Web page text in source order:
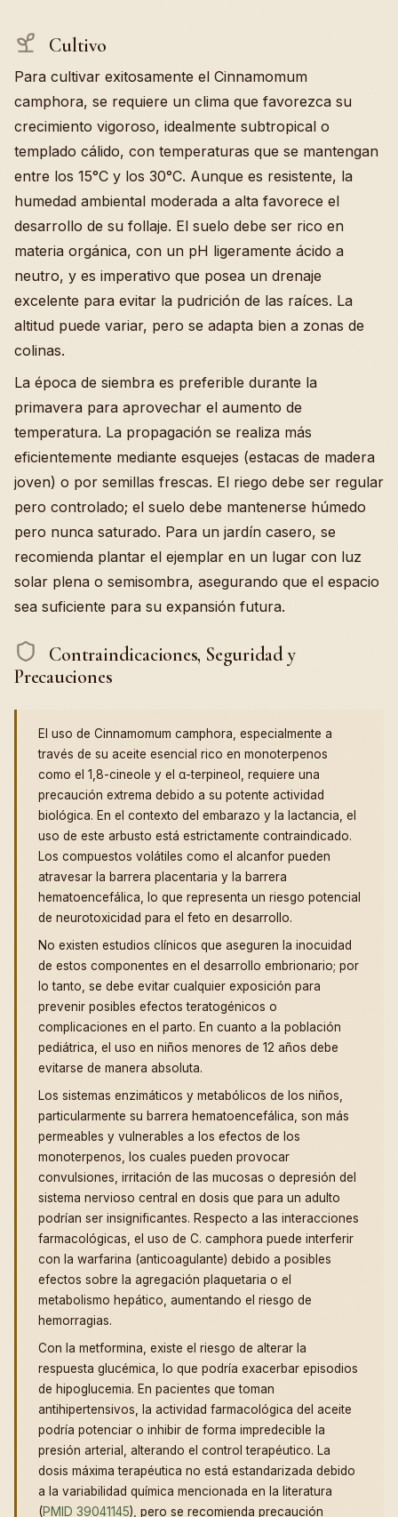
Cultivo
Para cultivar exitosamente el Cinnamomum
camphora, se requiere un clima que favorezca su
crecimiento vigoroso, idealmente subtropical o
templado cálido, con temperaturas que se mantengan
entre los 15°C y los 30°C. Aunque es resistente, la
humedad ambiental moderada a alta favorece el
desarrollo de su follaje. El suelo debe ser rico en
materia orgánica, con un pH ligeramente ácido a
neutro, y es imperativo que posea un drenaje
excelente para evitar la pudrición de las raíces. La
altitud puede variar, pero se adapta bien a zonas de
colinas.
La época de siembra es preferible durante la
primavera para aprovechar el aumento de
temperatura. La propagación se realiza más
eficientemente mediante esquejes (estacas de madera
joven) o por semillas frescas. El riego debe ser regular
pero controlado; el suelo debe mantenerse húmedo
pero nunca saturado. Para un jardín casero, se
recomienda plantar el ejemplar en un lugar con luz
solar plena o semisombra, asegurando que el espacio
sea suficiente para su expansión futura.
Contraindicaciones, Seguridad y
Precauciones
El uso de Cinnamomum camphora, especialmente a
través de su aceite esencial rico en monoterpenos
como el 1,8-cineole y el α-terpineol, requiere una
precaución extrema debido a su potente actividad
biológica. En el contexto del embarazo y la lactancia, el
uso de este arbusto está estrictamente contraindicado.
Los compuestos volátiles como el alcanfor pueden
atravesar la barrera placentaria y la barrera
hematoencefálica, lo que representa un riesgo potencial
de neurotoxicidad para el feto en desarrollo.
No existen estudios clínicos que aseguren la inocuidad
de estos componentes en el desarrollo embrionario; por
lo tanto, se debe evitar cualquier exposición para
prevenir posibles efectos teratogénicos o
complicaciones en el parto. En cuanto a la población
pediátrica, el uso en niños menores de 12 años debe
evitarse de manera absoluta.
Los sistemas enzimáticos y metabólicos de los niños,
particularmente su barrera hematoencefálica, son más
permeables y vulnerables a los efectos de los
monoterpenos, los cuales pueden provocar
convulsiones, irritación de las mucosas o depresión del
sistema nervioso central en dosis que para un adulto
podrían ser insignificantes. Respecto a las interacciones
farmacológicas, el uso de C. camphora puede interferir
con la warfarina (anticoagulante) debido a posibles
efectos sobre la agregación plaquetaria o el
metabolismo hepático, aumentando el riesgo de
hemorragias.
Con la metformina, existe el riesgo de alterar la
respuesta glucémica, lo que podría exacerbar episodios
de hipoglucemia. En pacientes que toman
antihipertensivos, la actividad farmacológica del aceite
podría potenciar o inhibir de forma impredecible la
presión arterial, alterando el control terapéutico. La
dosis máxima terapéutica no está estandarizada debido
a la variabilidad química mencionada en la literatura
(PMID 39041145), pero se recomienda precaución